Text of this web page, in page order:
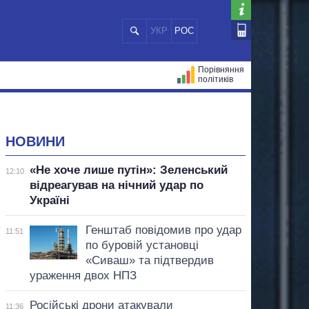
УКР РОС
Порівняння
політиків
НОВИНИ
12:10
«Не хоче лише путін»: Зеленський
відреагував на нічний удар по
Україні
11:51
Генштаб повідомив про удар
по буровій установці
«Сиваш» та підтвердив
ураження двох НПЗ
11:36
Російські дрони атакували